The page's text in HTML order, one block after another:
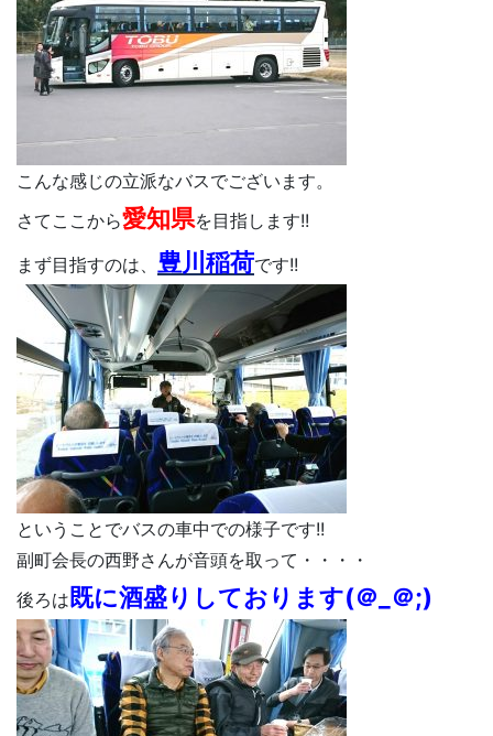
こんな感じの立派なバスでございます。
さてここから愛知県を目指します!!
まず目指すのは、 豊川稲荷です!!
ということでバスの車中での様子です!!
副町会長の西野さんが音頭を取って・・・・
後ろは 既に酒盛りしております(＠_＠;)